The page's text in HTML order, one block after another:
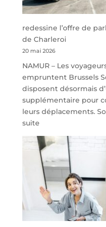
redessine l’offre de
de Charleroi
20 mai 2026
NAMUR – Les
empruntent Brussels
disposent désormais
supplémentaire pour
leurs déplacements.
suite:
À
40
minutes
de
Namur,
Steveny
Park
redessine